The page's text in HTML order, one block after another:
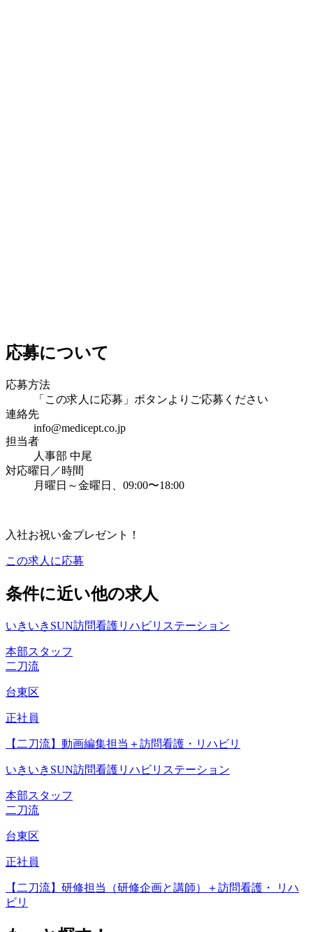
応募について
応募方法
「この求人に応募」ボタンよりご応募ください
連絡先
info@medicept.co.jp
担当者
人事部 中尾
対応曜日／時間
月曜日～金曜日、09:00〜18:00
入社お祝い金プレゼント！
この求人に応募
条件に近い他の求人
いきいきSUN訪問看護リハビリステーション
本部スタッフ
二刀流
台東区
正社員
【二刀流】動画編集担当＋訪問看護・リハビリ
いきいきSUN訪問看護リハビリステーション
本部スタッフ
二刀流
台東区
正社員
【二刀流】研修担当（研修企画と講師）＋訪問看護・ リハ
ビリ